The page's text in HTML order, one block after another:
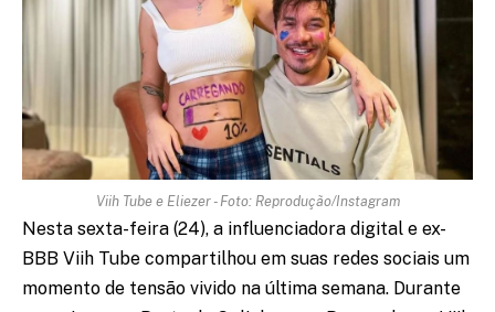
Viih Tube e Eliezer - Foto: Reprodução/Instagram
Nesta sexta-feira (24), a influenciadora digital e ex-
BBB Viih Tube compartilhou em suas redes sociais um
momento de tensão vivido na última semana. Durante